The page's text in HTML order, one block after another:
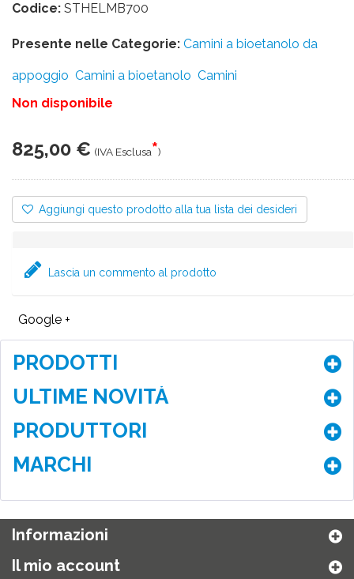
Codice: STHELMB700
Presente nelle Categorie: Camini a bioetanolo da
appoggio Camini a bioetanolo Camini
Non disponibile
825,00 € (IVA Esclusa*)
Aggiungi questo prodotto alla tua lista dei desideri
Lascia un commento al prodotto
Google +
PRODOTTI
ULTIME NOVITÀ
PRODUTTORI
MARCHI
Informazioni
Il mio account